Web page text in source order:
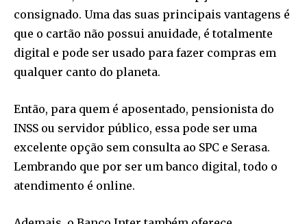
consignado. Uma das suas principais vantagens é
que o cartão não possui anuidade, é totalmente
digital e pode ser usado para fazer compras em
qualquer canto do planeta.
Então, para quem é aposentado, pensionista do
INSS ou servidor público, essa pode ser uma
excelente opção sem consulta ao SPC e Serasa.
Lembrando que por ser um banco digital, todo o
atendimento é online.